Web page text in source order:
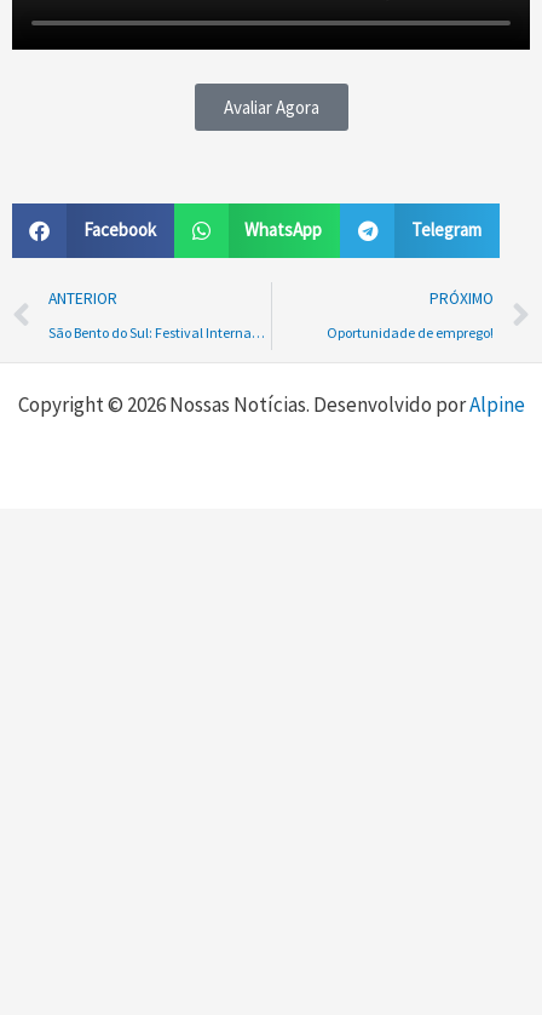
Avaliar Agora
Facebook WhatsApp Telegram
Prev
ANTERIOR
São Bento do Sul: Festival Internacional de Cinema Ambiental encerra edição com 427 pessoas alcançadas, 11 sessões e 10 filmes exibidos
PRÓXIMO
Oportunidade de emprego!
Copyright © 2026 Nossas Notícias. Desenvolvido porAlpine